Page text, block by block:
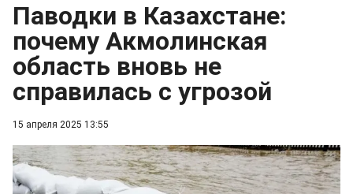
15 апреля 2025 13:55
Паводки в Казахстане:
почему Акмолинская
область вновь не
справилась с угрозой